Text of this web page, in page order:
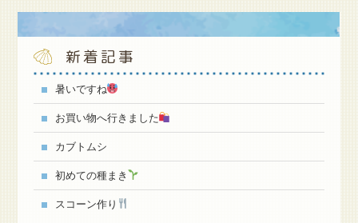
新着記事
暑いですね
お買い物へ行きました
カブトムシ
初めての種まき
スコーン作り